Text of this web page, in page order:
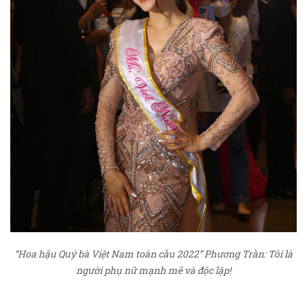
“Hoa hậu Quý bà Việt Nam toàn cầu 2022” Phương Trần: Tôi là
người phụ nữ mạnh mẽ và độc lập!